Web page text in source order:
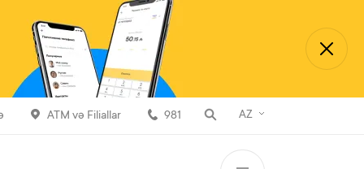
ATM və Filiallar 981 AZ